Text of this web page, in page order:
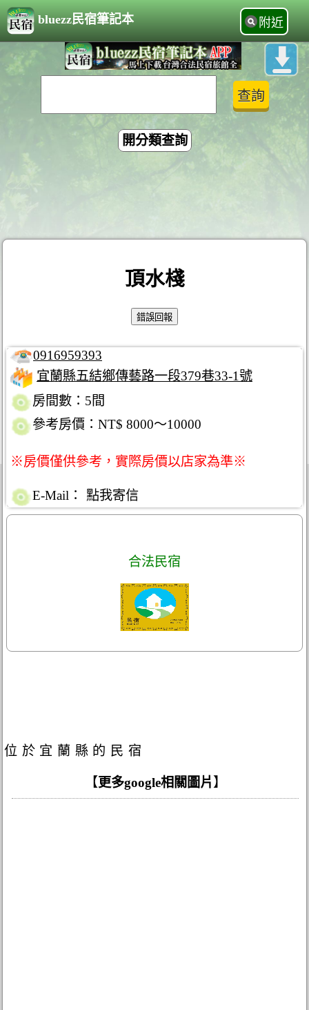
bluezz民宿筆記本 附近
開分類查詢
頂水棧
0916959393
宜蘭縣五結鄉傳藝路一段379巷33-1號
房間數：5間
參考房價：NT$ 8000～10000
※房價僅供參考，實際房價以店家為準※
E-Mail： 點我寄信
合法民宿
位於宜蘭縣的民宿
【 更多google相關圖片 】